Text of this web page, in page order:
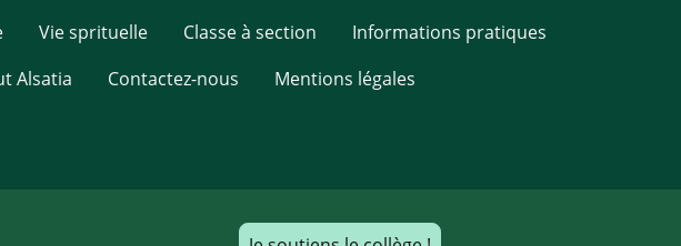
Vie sprituelle Classe à section
Informations pratiques
Alsatia Contactez-nous Mentions légales